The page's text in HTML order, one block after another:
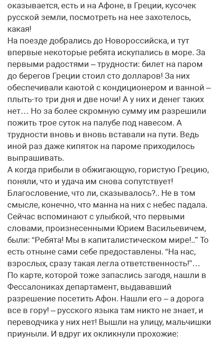
оказывается, есть и на Афоне, в Греции, кусочек
русской земли, посмотреть на нее захотелось,
какая!
На поезде добрались до Новороссийска, и тут
впервые некоторые ребята искупались в море. За
первыми радостями – трудности: билет на паром
до берегов Греции стоил сто долларов! За них
обеспечивали каютой с кондиционером и ванной –
плыть-то три дня и две ночи! А у них и денег таких
нет… Но за более скромную сумму им разрешили
пожить трое суток на палубе под навесом. А
трудности вновь и вновь вставали на пути. Ведь
иной раз даже кипяток на пароме приходилось
выпрашивать.
А когда прибыли в обжигающую, гористую Грецию,
поняли, что и удача им снова сопутствует!
Благословение, что ли, сказывалось?.. Не в том
смысле, конечно, что манна на них с небес падала.
Сейчас вспоминают с улыбкой, что первыми
словами, произнесенными Юрием Васильевичем,
были: “Ребята! Мы в капиталистическом мире!..” То
есть отныне сами себе предоставлены. “На нас,
взрослых, сразу такая легла ответственность!”…
По карте, которой тоже запаслись загодя, нашли в
Фессалониках департамент, выдававший
разрешение посетить Афон. Нашли его – а дорога
все в гору! – русского языка там никто не знает, и
переводчика у них нет! Вышли на улицу, мальчишки
приуныли. И вдруг их окликнули прохожие: